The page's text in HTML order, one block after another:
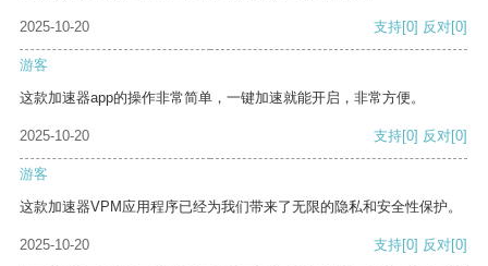
2025-10-20 支持[0] 反对[0]
游客
这款加速器app的操作非常简单，一键加速就能开启，非常方便。
2025-10-20 支持[0] 反对[0]
游客
这款加速器VPM应用程序已经为我们带来了无限的隐私和安全性保护。
2025-10-20 支持[0] 反对[0]